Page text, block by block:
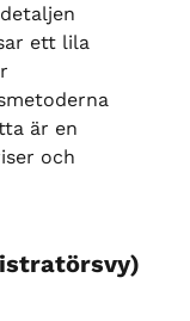
ett lila
är en
och